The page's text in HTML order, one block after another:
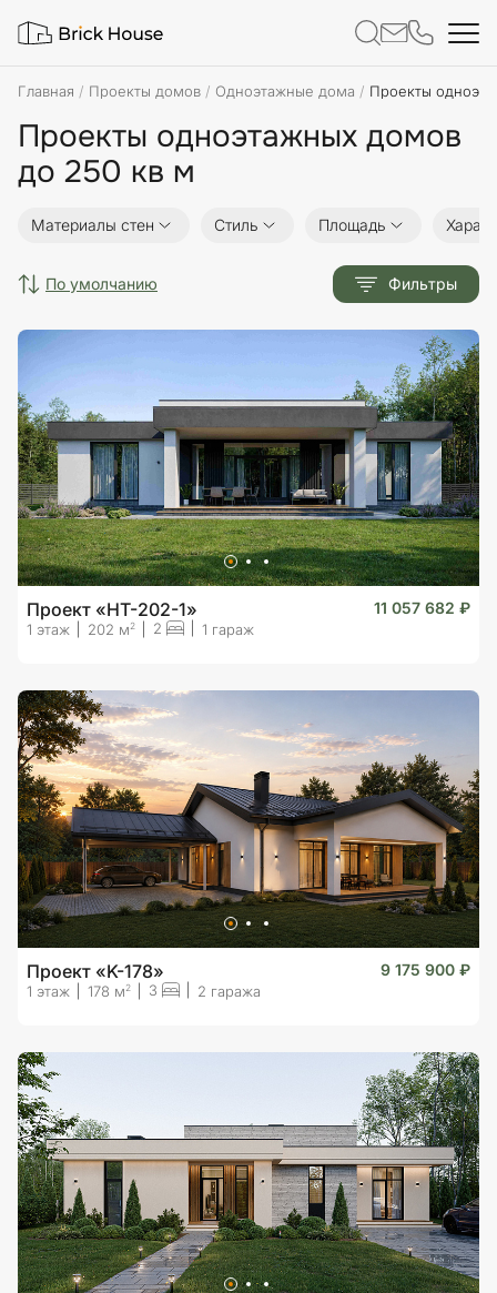
Главная Проекты домов Одноэтажные дома Проекты
Проекты одноэтажных домов
до 250 кв м
Материалы стен Стиль Площадь
по умолчанию Фильтры
Проект «HT-202-1» 11 057 682 ₽
1 этаж 202 м2 2 1 гараж
Проект «K-178» 9 175 900 ₽
1 этаж 178 м 2 3 2 гаража